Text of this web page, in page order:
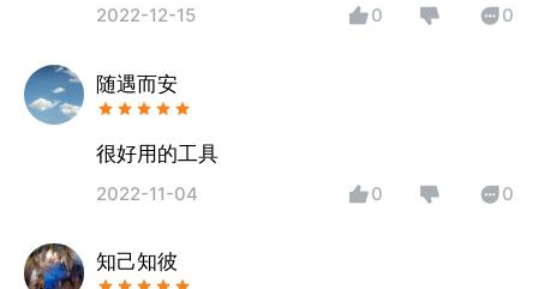
2022-12-15 0 0
随遇而安
很好用的工具
2022-11-04 0 0
知己知彼